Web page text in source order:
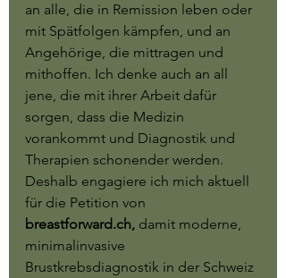
an alle, die in Remission leben oder
mit Spätfolgen kämpfen, und an
Angehörige, die mittragen und
mithoffen. Ich denke auch an all
jene, die mit ihrer Arbeit dafür
sorgen, dass die Medizin
vorankommt und Diagnostik und
Therapien schonender werden.
Deshalb engagiere ich mich aktuell
für die Petition von
breastforward.ch, damit moderne,
minimalinvasive
Brustkrebsdiagnostik in der Schweiz